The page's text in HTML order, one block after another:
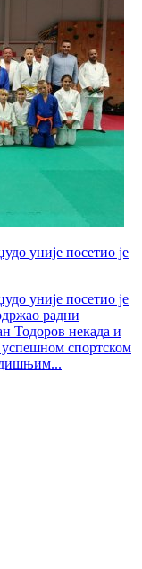
уније посетио је
уније посетио је
радни
Тодоров некада и
успешном спортском